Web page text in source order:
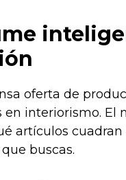
oferta de
en interiorismo. El
artículos
buscas.